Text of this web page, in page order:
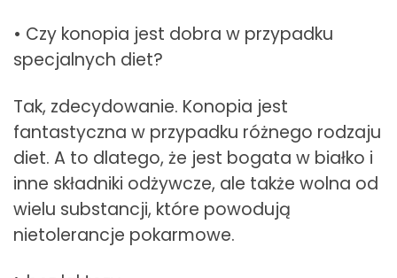
• Czy konopia jest dobra w przypadku
specjalnych diet?
Tak, zdecydowanie. Konopia jest
fantastyczna w przypadku różnego rodzaju
diet. A to dlatego, że jest bogata w białko i
inne składniki odżywcze, ale także wolna od
wielu substancji, które powodują
nietolerancje pokarmowe.